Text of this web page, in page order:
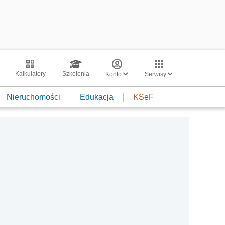
Kalkulatory Szkolenia Konto Serwisy
Nieruchomości Edukacja KSeF